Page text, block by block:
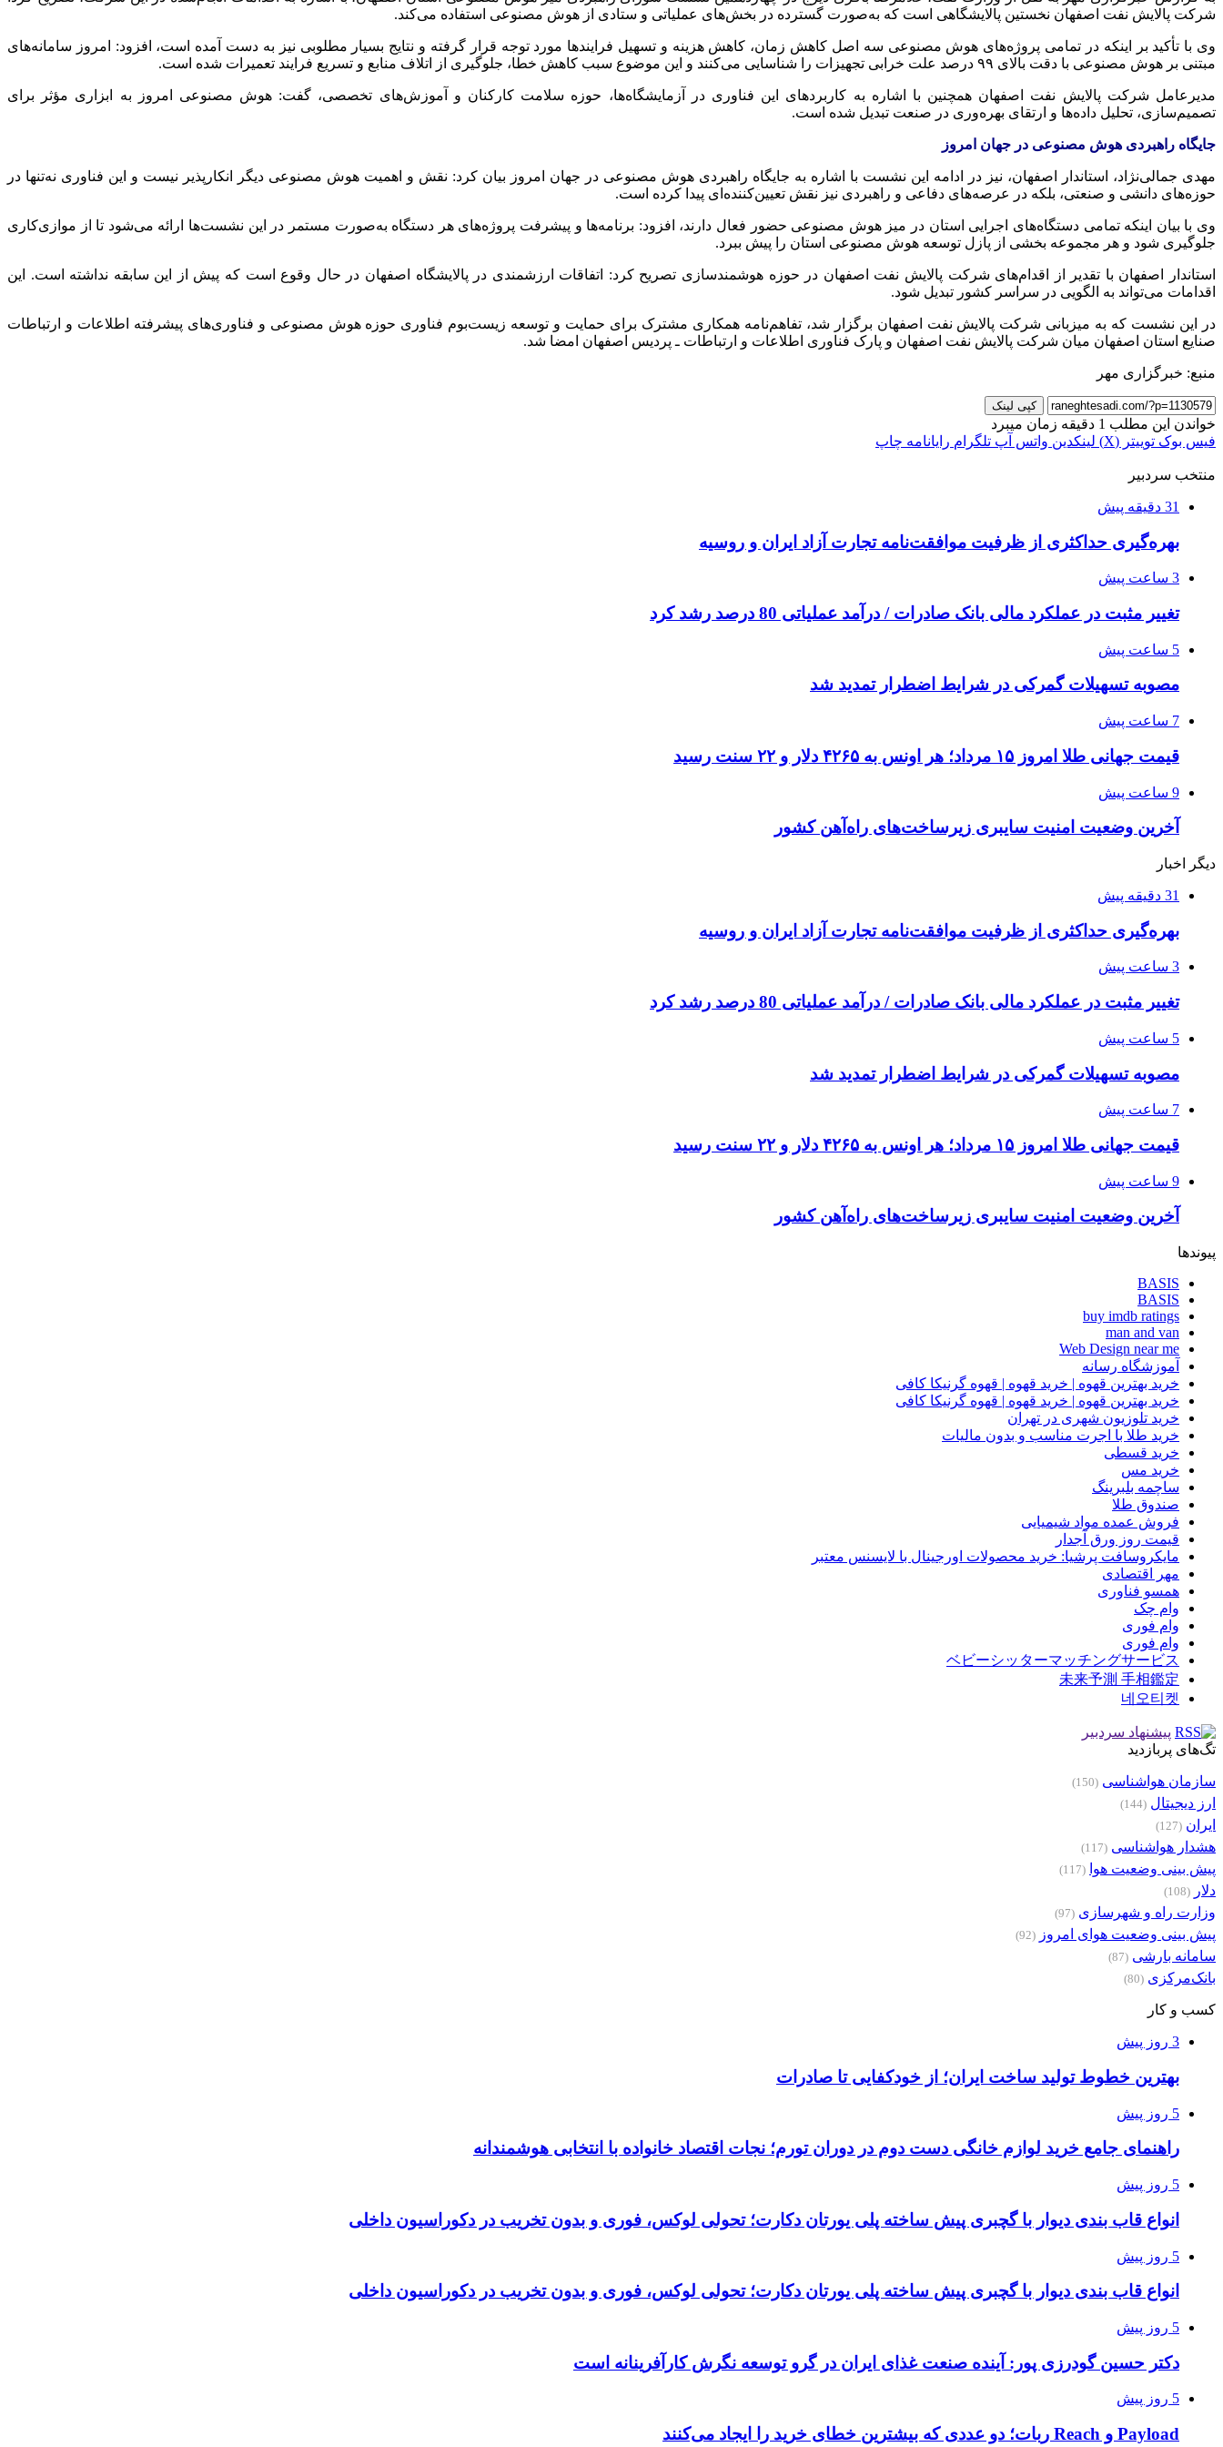
شرکت پالایش نفت اصفهان نخستین پالایشگاهی است که به‌صورت گسترده در بخش‌های عملیاتی و ستادی از هوش مصنوعی استفاده می‌کند.
وی با تأکید بر اینکه در تمامی پروژه‌های هوش مصنوعی سه اصل کاهش زمان، کاهش هزینه و تسهیل فرایندها مورد توجه قرار گرفته و نتایج بسیار مطلوبی نیز به دست آمده است، افزود: امروز سامانه‌های
مبتنی بر هوش مصنوعی با دقت بالای ۹۹ درصد علت خرابی تجهیزات را شناسایی می‌کنند و این موضوع سبب کاهش خطا، جلوگیری از اتلاف منابع و تسریع فرایند تعمیرات شده است.
مدیرعامل شرکت پالایش نفت اصفهان همچنین با اشاره به کاربردهای این فناوری در آزمایشگاه‌ها، حوزه سلامت کارکنان و آموزش‌های تخصصی، گفت: هوش مصنوعی امروز به ابزاری مؤثر برای
تصمیم‌سازی، تحلیل داده‌ها و ارتقای بهره‌وری در صنعت تبدیل شده است.
جایگاه راهبردی هوش مصنوعی در جهان امروز
مهدی جمالی‌نژاد، استاندار اصفهان، نیز در ادامه این نشست با اشاره به جایگاه راهبردی هوش مصنوعی در جهان امروز بیان کرد: نقش و اهمیت هوش مصنوعی دیگر انکارپذیر نیست و این فناوری نه‌تنها در
حوزه‌های دانشی و صنعتی، بلکه در عرصه‌های دفاعی و راهبردی نیز نقش تعیین‌کننده‌ای پیدا کرده است.
وی با بیان اینکه تمامی دستگاه‌های اجرایی استان در میز هوش مصنوعی حضور فعال دارند، افزود: برنامه‌ها و پیشرفت پروژه‌های هر دستگاه به‌صورت مستمر در این نشست‌ها ارائه می‌شود تا از موازی‌کاری
جلوگیری شود و هر مجموعه بخشی از پازل توسعه هوش مصنوعی استان را پیش ببرد.
استاندار اصفهان با تقدیر از اقدام‌های شرکت پالایش نفت اصفهان در حوزه هوشمندسازی تصریح کرد: اتفاقات ارزشمندی در پالایشگاه اصفهان در حال وقوع است که پیش از این سابقه نداشته است. این
اقدامات می‌تواند به الگویی در سراسر کشور تبدیل شود.
در این نشست که به میزبانی شرکت پالایش نفت اصفهان برگزار شد، تفاهم‌نامه همکاری مشترک برای حمایت و توسعه زیست‌بوم فناوری حوزه هوش مصنوعی و فناوری‌های پیشرفته اطلاعات و ارتباطات
صنایع استان اصفهان میان شرکت پالایش نفت اصفهان و پارک فناوری اطلاعات و ارتباطات ـ پردیس اصفهان امضا شد.
منبع: خبرگزاری مهر
کپی لینک
خواندن این مطلب 1 دقیقه زمان میبرد
فیس بوک توییتر (X) لینکدین واتس آپ تلگرام رایانامه چاپ
منتخب سردبیر
31 دقیقه پیش
بهره‌گیری حداکثری از ظرفیت موافقت‌نامه تجارت آزاد ایران و روسیه
3 ساعت پیش
تغییر مثبت در عملکرد مالی بانک صادرات / درآمد عملیاتی 80 درصد رشد کرد
5 ساعت پیش
مصوبه تسهیلات گمرکی در شرایط اضطرار تمدید شد
7 ساعت پیش
قیمت جهانی طلا امروز ۱۵ مرداد؛ هر اونس به ۴۲۶۵ دلار و ۲۲ سنت رسید
9 ساعت پیش
آخرین وضعیت امنیت سایبری زیرساخت‌های راه‌آهن کشور
دیگر اخبار
31 دقیقه پیش
بهره‌گیری حداکثری از ظرفیت موافقت‌نامه تجارت آزاد ایران و روسیه
3 ساعت پیش
تغییر مثبت در عملکرد مالی بانک صادرات / درآمد عملیاتی 80 درصد رشد کرد
5 ساعت پیش
مصوبه تسهیلات گمرکی در شرایط اضطرار تمدید شد
7 ساعت پیش
قیمت جهانی طلا امروز ۱۵ مرداد؛ هر اونس به ۴۲۶۵ دلار و ۲۲ سنت رسید
9 ساعت پیش
آخرین وضعیت امنیت سایبری زیرساخت‌های راه‌آهن کشور
پیوندها
BASIS
BASIS
buy imdb ratings
man and van
Web Design near me
آموزشگاه رسانه
خرید بهترین قهوه | خرید قهوه | قهوه گرنیکا کافی
خرید بهترین قهوه | خرید قهوه | قهوه گرنیکا کافی
خرید تلوزیون شهری در تهران
خرید طلا با اجرت مناسب و بدون مالیات
خرید قسطی
خرید مس
ساچمه بلبرینگ
صندوق طلا
فروش عمده مواد شیمیایی
قیمت روز ورق آجدار
مایکروسافت پرشیا: خرید محصولات اورجینال با لایسنس معتبر
مهر اقتصادی
همسو فناوری
وام چک
وام فوری
وام فوری
ベビーシッターマッチングサービス
未来予測 手相鑑定
네오티켓
پیشنهاد سردبیر
تگ‌های پربازدید
سازمان هواشناسی (150)
ارز دیجیتال (144)
ایران (127)
هشدار هواشناسی (117)
پیش بینی وضعیت هوا (117)
دلار (108)
وزارت راه و شهرسازی (97)
پیش بینی وضعیت هوای امروز (92)
سامانه بارشی (87)
بانک‌مرکزی (80)
کسب و کار
3 روز پیش
بهترین خطوط تولید ساخت ایران؛ از خودکفایی تا صادرات
5 روز پیش
راهنمای جامع خرید لوازم خانگی دست دوم در دوران تورم؛ نجات اقتصاد خانواده با انتخابی هوشمندانه
5 روز پیش
انواع قاب بندی دیوار با گچبری پیش ساخته پلی یورتان دکارت؛ تحولی لوکس، فوری و بدون تخریب در دکوراسیون داخلی
5 روز پیش
انواع قاب بندی دیوار با گچبری پیش ساخته پلی یورتان دکارت؛ تحولی لوکس، فوری و بدون تخریب در دکوراسیون داخلی
5 روز پیش
دکتر حسین گودرزی پور: آینده صنعت غذای ایران در گرو توسعه نگرش کارآفرینانه است
5 روز پیش
Payload و Reach ربات؛ دو عددی که بیشترین خطای خرید را ایجاد می‌کنند